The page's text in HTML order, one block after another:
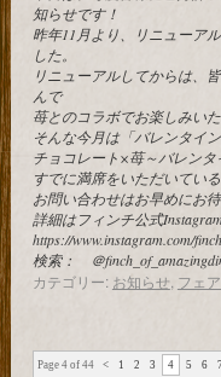
知らせです！
昨年11月より、リニューア
した。
リニューアルしてからは、
んで
苺とのコラボでお楽しみいた
そんな今月は「バレンタイ
チョコレート×苺～バレン
すでに満席をいただいてい
お問い合わせはお早めにお待
詳細はフィンチ公式
https://www.instagram.com/
検索： ＠
カテゴリー: お知らせ, フェ
Page 4 of 44 < 1 2 3 4 5 6